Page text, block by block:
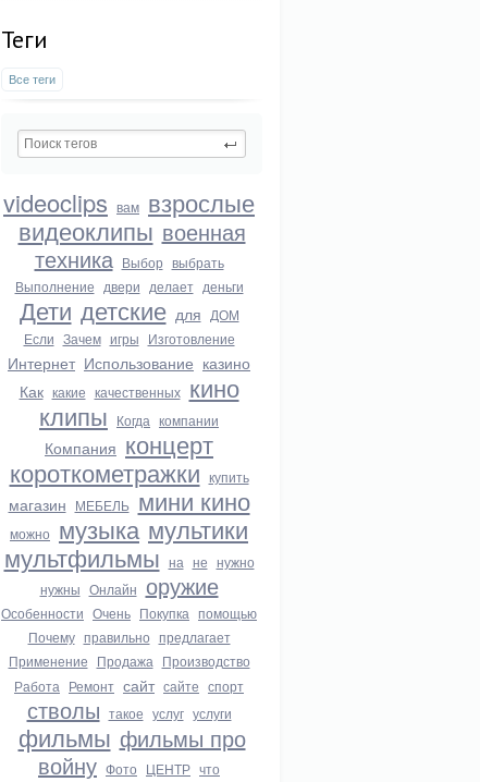
Теги
Все теги
videoclips вам взрослые
видеоклипы военная
техника Выбор выбрать
Выполнение двери делает деньги
Дети детские для ДОМ
Если Зачем игры Изготовление
Интернет Использование казино
Как какие качественных кино
клипы Когда компании
Компания концерт
короткометражки купить
магазин МЕБЕЛЬ мини кино
можно музыка мультики
мультфильмы на не нужно
нужны Онлайн оружие
Особенности Очень Покупка помощью
Почему правильно предлагает
Применение Продажа Производство
Работа Ремонт сайт сайте спорт
стволы такое услуг услуги
фильмы фильмы про
войну Фото ЦЕНТР что